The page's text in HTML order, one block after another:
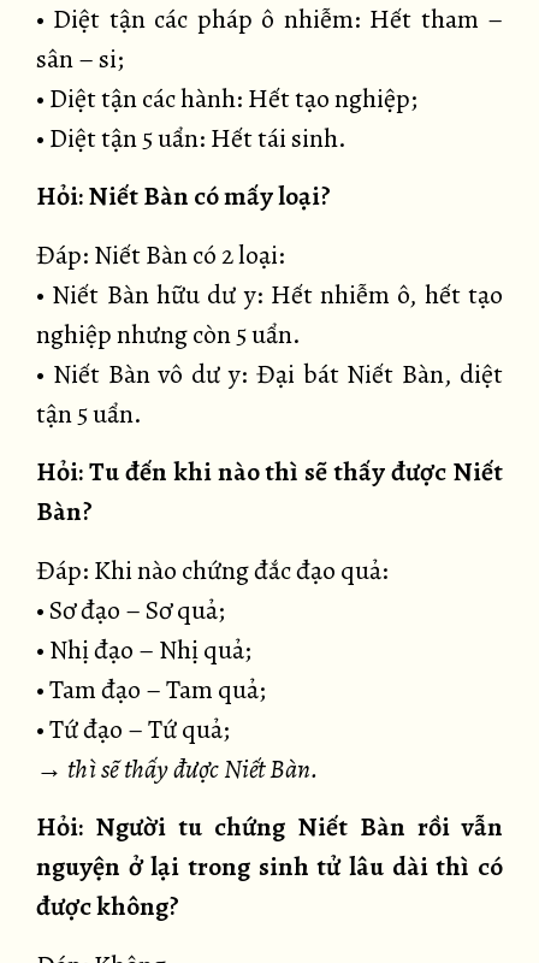
• Diệt tận các pháp ô nhiễm: Hết tham –
sân – si;
• Diệt tận các hành: Hết tạo nghiệp;
• Diệt tận 5 uẩn: Hết tái sinh.
Hỏi: Niết Bàn có mấy loại?
Đáp: Niết Bàn có 2 loại:
• Niết Bàn hữu dư y: Hết nhiễm ô, hết tạo
nghiệp nhưng còn 5 uẩn.
• Niết Bàn vô dư y: Đại bát Niết Bàn, diệt
tận 5 uẩn.
Hỏi: Tu đến khi nào thì sẽ thấy được Niết
Bàn?
Đáp: Khi nào chứng đắc đạo quả:
• Sơ đạo – Sơ quả;
• Nhị đạo – Nhị quả;
• Tam đạo – Tam quả;
• Tứ đạo – Tứ quả;
→ thì sẽ thấy được Niết Bàn.
Hỏi: Người tu chứng Niết Bàn rồi vẫn
nguyện ở lại trong sinh tử lâu dài thì có
được không?